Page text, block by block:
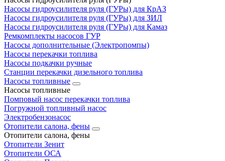
Насосы гидроусилителя руля (ГУРы) для КрАЗ
Насосы гидроусилителя руля (ГУРы) для ЗИЛ
Насосы гидроусилителя руля (ГУРы) для Камаз
Ремкомплекты насосов ГУР
Насосы дополнительные (Электропомпы)
Насосы перекачки топлива
Насосы подкачки ручные
Станции перекачки дизельного топлива
Насосы топливные
Насосы топливные
Помповый насос перекачки топлива
Погружной топливный насос
Электробензонасос
Отопители салона, фены
Отопители салона, фены
Отопители Зенит
Отопители ОСА